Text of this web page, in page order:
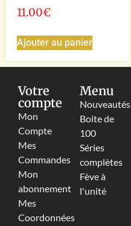
11.00€
Ajouter au panier
Votre
compte
Mon
Compte
Mes
Commandes
Mon
abonnement
Mes
Coordonnées
Menu
Nouveautés
Boite de
100
Séries
complètes
Fève à
l'unité